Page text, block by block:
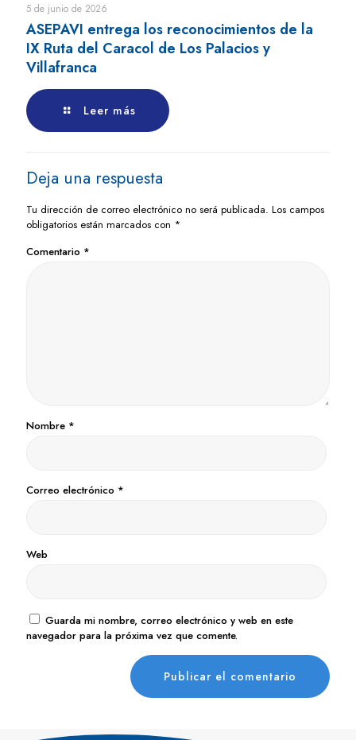
5 de junio de 2026
ASEPAVI entrega los reconocimientos de la
IX Ruta del Caracol de Los Palacios y
Villafranca
Leer más
Deja una respuesta
Tu dirección de correo electrónico no será publicada. Los campos
obligatorios están marcados con *
Comentario *
Nombre *
Correo electrónico *
Web
Guarda mi nombre, correo electrónico y web en este
navegador para la próxima vez que comente.